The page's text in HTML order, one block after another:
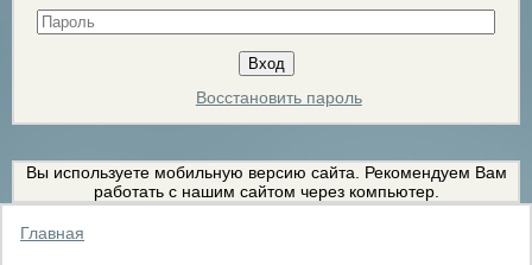
Восстановить пароль
Вы используете мобильную версию сайта. Рекомендуем Вам
работать с нашим сайтом через компьютер.
Главная